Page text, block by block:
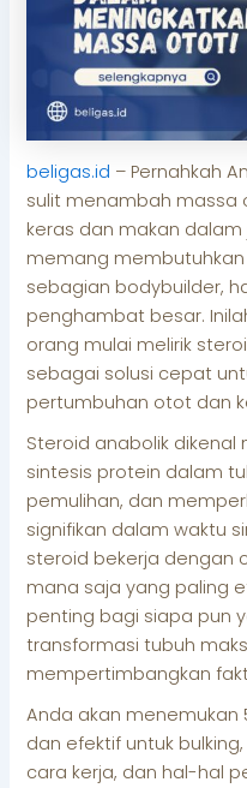
beligas.id – Pernahkah
sulit menambah massa
keras dan makan dalam
memang
sebagian bodybuilder,
penghambat besar.
orang mulai melirik
sebagai solusi cepat
pertumbuhan otot dan
Steroid anabolik
sintesis protein dalam
pemulihan, dan
signifikan dalam waktu
steroid bekerja dengan
mana saja yang paling
penting bagi siapa pun
transformasi tubuh
mempertimbangkan
Anda akan menemukan
dan efektif untuk
cara kerja, dan hal-hal